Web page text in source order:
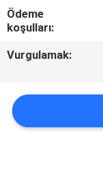
BIZIMLE
ILETIŞIME
GEÇIN
BIR
TEKLIF
Ödeme
koşulları:
Vurgulamak: